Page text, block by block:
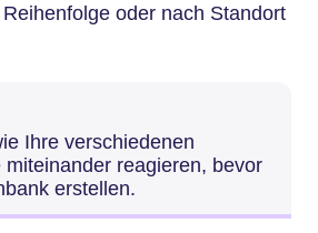
oder nach Standort
Ihre verschiedenen
miteinander reagieren, bevor
erstellen.